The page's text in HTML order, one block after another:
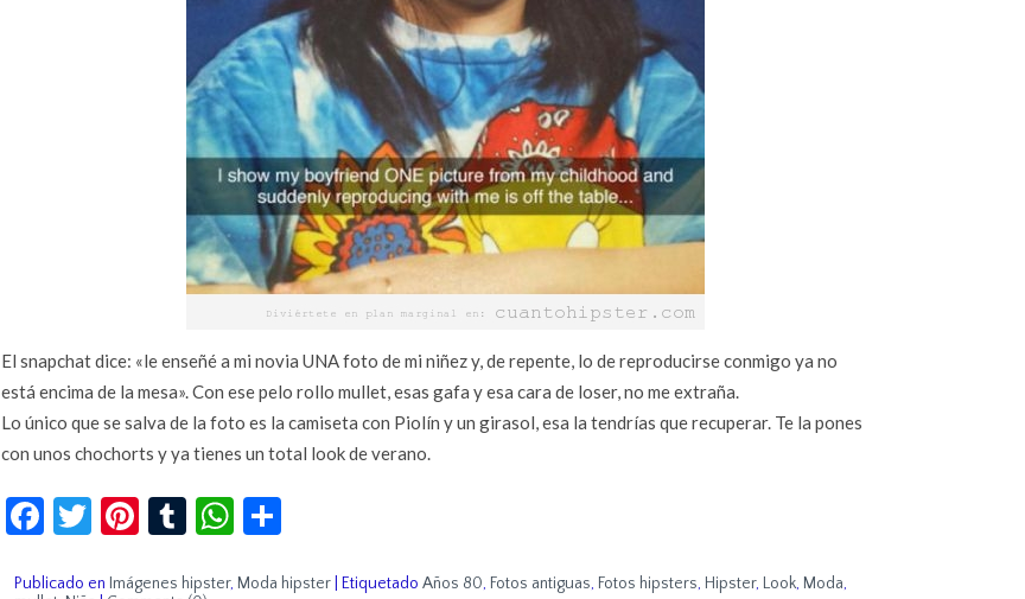
El snapchat dice: «le enseñé a mi novia UNA foto de mi niñez y, de repente, lo de reproducirse conmigo ya no
está encima de la mesa». Con ese pelo rollo mullet, esas gafa y esa cara de loser, no me extraña.
Lo único que se salva de la foto es la camiseta con Piolín y un girasol, esa la tendrías que recuperar. Te la pones
con unos chochorts y ya tienes un total look de verano.
Facebook
Twitter
Pinterest
TumblrWhatsApp
Compartir
Publicado en Imágenes hipster, Moda hipster| Etiquetado Años 80, Fotos antiguas, Fotos hipsters, Hipster, Look, Moda,